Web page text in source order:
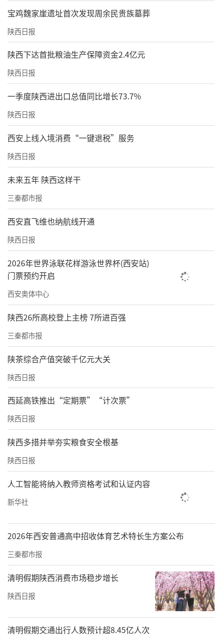
宝鸡魏家崖遗址首次发现周余民贵族墓葬
陕西日报
陕西下达首批粮油生产保障资金2.4亿元
陕西日报
一季度陕西进出口总值同比增长73.7%
陕西日报
西安上线入境消费“一键退税”服务
陕西日报
未来五年 陕西这样干
三秦都市报
西安直飞维也纳航线开通
陕西日报
2026年世界泳联花样游泳世界杯(西安站)
门票预约开启
西安奥体中心
陕西26所高校登上主榜 7所进百强
三秦都市报
陕茶综合产值突破千亿元大关
陕西日报
西延高铁推出“定期票”“计次票”
陕西日报
陕西多措并举夯实粮食安全根基
陕西日报
人工智能将纳入教师资格考试和认证内容
新华社
2026年西安普通高中招收体育艺术特长生方案公布
三秦都市报
清明假期陕西消费市场稳步增长
陕西日报
清明假期交通出行人数预计超8.45亿人次